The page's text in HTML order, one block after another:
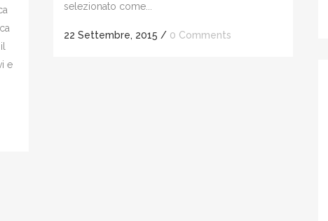
e
selezionato come...
22 Settembre, 2015 / 0 Comments